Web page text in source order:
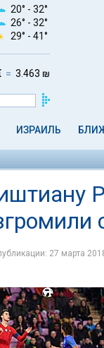
20° - 32°
26° - 32°
29° - 41°
3.463 ₪
ИЗРАИЛЬ
27 марта